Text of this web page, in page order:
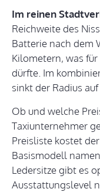
Im reinen
Reichweite des
Batterie nach dem
Kilometern, was
dürfte. Im
sinkt der Radius
Ob und welche
Taxiunternehmer
Preisliste kostet
Basismodell
Ledersitze gibt es
Ausstattungslevel